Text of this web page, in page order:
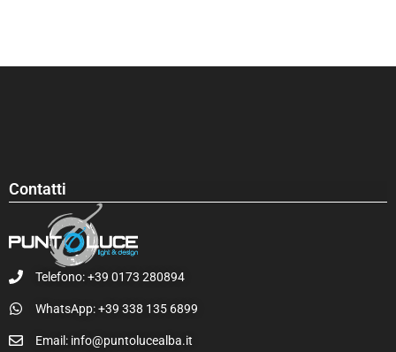
Contatti
Telefono: +39 0173 280894
WhatsApp: +39 338 135 6899
Email: info@puntolucealba.it